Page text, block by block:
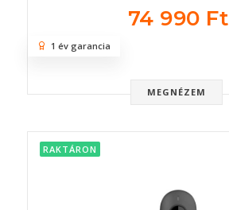
74 990 Ft
MEGNÉZEM
1 év garancia
RAKTÁRON